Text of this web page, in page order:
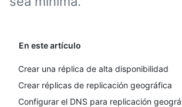
En este artículo
Crear una réplica de alta disponibilidad
Crear réplicas de replicación geográfica
Configurar el DNS para replicación